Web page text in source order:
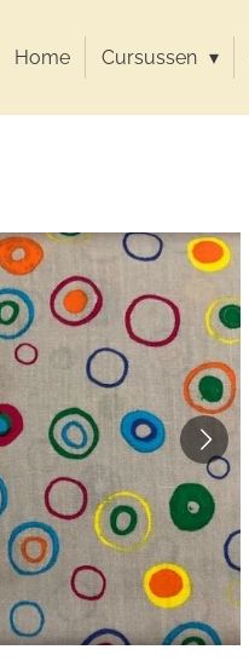
Home Cursussen